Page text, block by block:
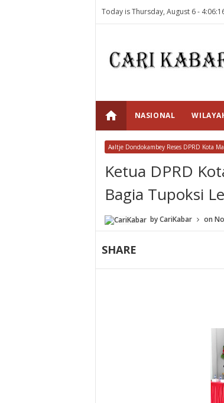
Today is Thursday, August 6 -
home NASIONAL
Aaltje Dondokambey Reses DPRD Kota
Ketua DPRD
Bagia Tupoksi
byCariKabar on
SHARE